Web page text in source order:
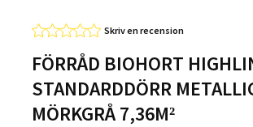
Skriv en recension
FÖRRÅD BIOHORT
STANDARDDÖRR
MÖRKGRÅ 7,36M²